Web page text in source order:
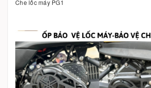
Che lốc máy PG1